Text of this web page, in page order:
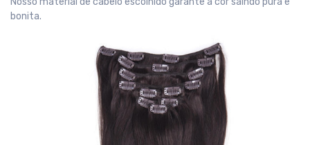
bonita.